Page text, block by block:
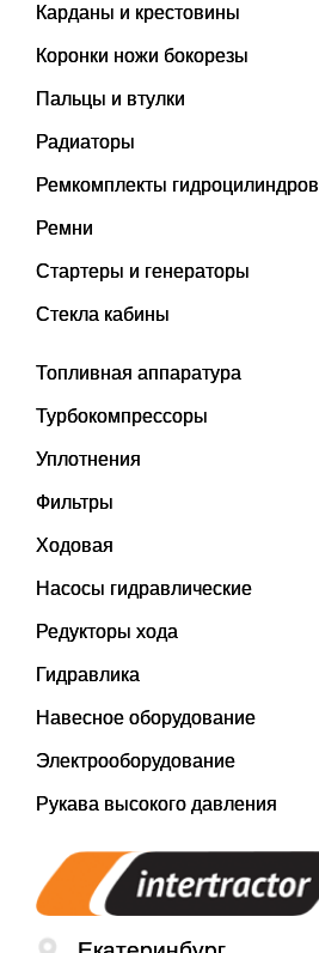
Карданы и крестовины
Коронки ножи бокорезы
Пальцы и втулки
Радиаторы
Ремкомплекты гидроцилиндров
Ремни
Стартеры и генераторы
Стекла кабины
Топливная аппаратура
Турбокомпрессоры
Уплотнения
Фильтры
Ходовая
Насосы гидравлические
Редукторы хода
Гидравлика
Навесное оборудование
Электрооборудование
Рукава высокого давления